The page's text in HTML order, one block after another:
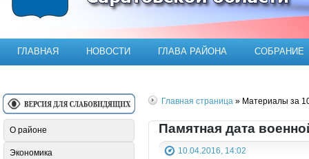
Официальный сайт Марксовского
ГЛАВНАЯ НОВОСТИ ГЛАВА РАЙОНА СОБРАНИЕ
Главная страница » Материалы за
Памятная дата
10.04.2016, 14:02
О районе
Экономика